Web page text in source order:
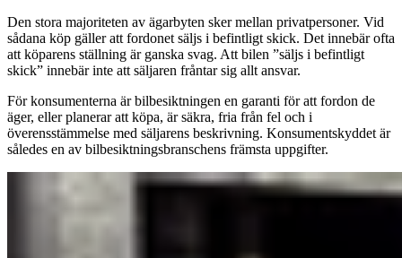
Den stora majoriteten av ägarbyten sker mellan privatpersoner. Vid
sådana köp gäller att fordonet säljs i befintligt skick. Det innebär ofta
att köparens ställning är ganska svag. Att bilen ”säljs i befintligt
skick” innebär inte att säljaren fråntar sig allt ansvar.
För konsumenterna är bilbesiktningen en garanti för att fordon de
äger, eller planerar att köpa, är säkra, fria från fel och i
överensstämmelse med säljarens beskrivning. Konsumentskyddet är
således en av bilbesiktningsbranschens främsta uppgifter.